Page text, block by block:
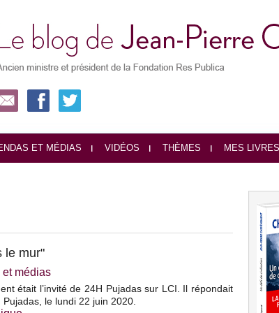
ET MÉDIAS VIDÉOS THÈMES MES LIVRES
le mur"
médias
était l’invité de 24H Pujadas sur LCI. Il répondait
le lundi 22 juin 2020.